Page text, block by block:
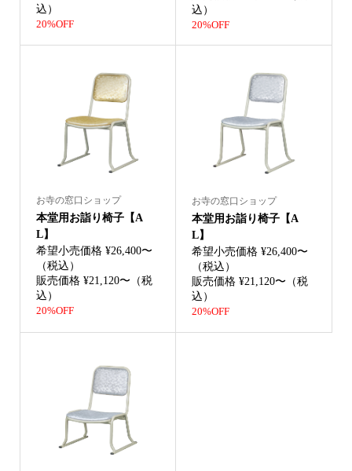
込）
20%OFF
込）
20%OFF
お寺の窓口ショップ
本堂用お詣り椅子【A
L】
希望小売価格 ¥26,400〜
（税込）
販売価格 ¥21,120〜（税
込）
20%OFF
お寺の窓口ショップ
本堂用お詣り椅子【A
L】
希望小売価格 ¥26,400〜
（税込）
販売価格 ¥21,120〜（税
込）
20%OFF